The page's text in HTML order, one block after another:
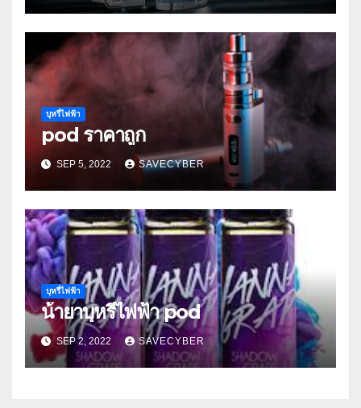
บุหรี่ไฟฟ้า
pod ราคาถูก
SEP 5, 2022 SAVECYBER
บุหรี่ไฟฟ้า
น้ํายาบุหรี่ไฟฟ้า pod
SEP 2, 2022 SAVECYBER